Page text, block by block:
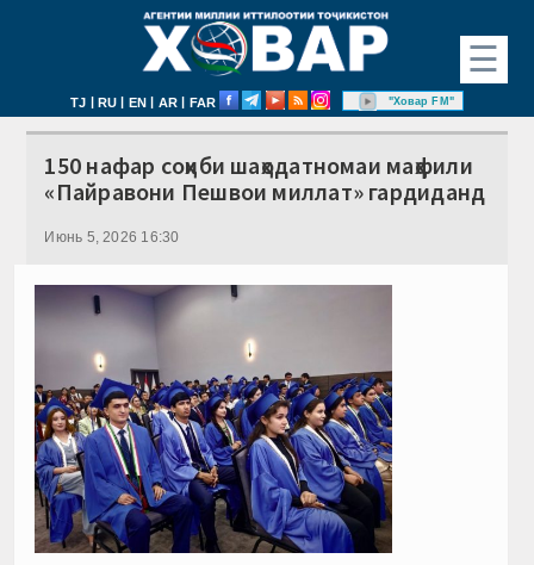
☰
TJ | RU | EN | AR | FAR "Ховар FM"
150 нафар соҳиби шаҳодатномаи маҳфили
«Пайравони Пешвои миллат» гардиданд
Июнь 5, 2026 16:30